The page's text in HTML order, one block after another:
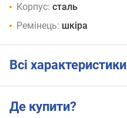
Корпус: сталь
Ремінець: шкіра
Всі характеристики
Де купити?